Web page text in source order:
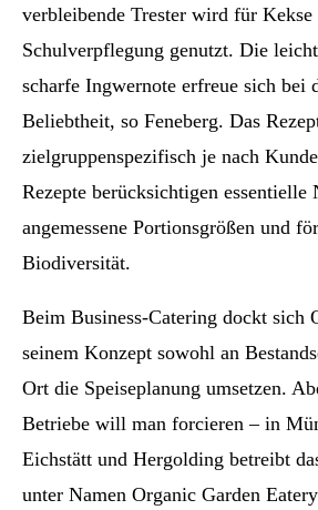
verbleibende Trester wird für Kekse
Schulverpflegung genutzt. Die
scharfe Ingwernote erfreue sich bei
Beliebtheit, so Feneberg. Das
zielgruppenspezifisch je nach
Rezepte berücksichtigen essentielle
angemessene Portionsgrößen und
Biodiversität.
Beim Business-Catering dockt sich
seinem Konzept sowohl an
Ort die Speiseplanung umsetzen.
Betriebe will man forcieren – in
Eichstätt und Hergolding betreibt
unter Namen Organic Garden